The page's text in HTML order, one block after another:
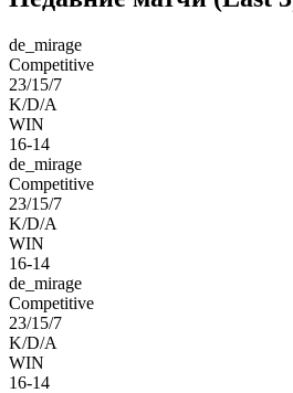
de_mirage
Competitive
23/15/7
K/D/A
WIN
16-14
de_mirage
Competitive
23/15/7
K/D/A
WIN
16-14
de_mirage
Competitive
23/15/7
K/D/A
WIN
16-14